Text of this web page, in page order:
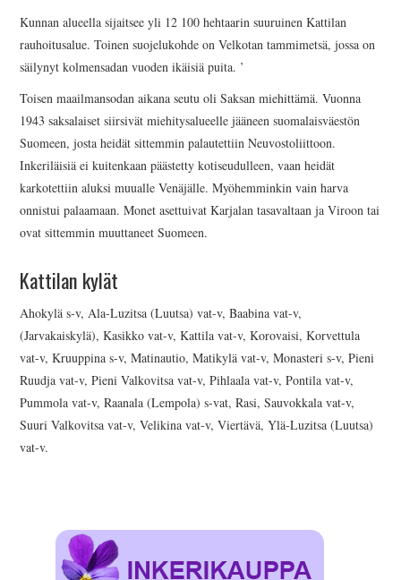
Kunnan alueella sijaitsee yli 12 100 hehtaarin suuruinen Kattilan
rauhoitusalue. Toinen suojelukohde on Velkotan tammimetsä, jossa on
säilynyt kolmensadan vuoden ikäisiä puita. ’
Toisen maailmansodan aikana seutu oli Saksan miehittämä. Vuonna
1943 saksalaiset siirsivät miehitysalueelle jääneen suomalaisväestön
Suomeen, josta heidät sittemmin palautettiin Neuvostoliittoon.
Inkeriläisiä ei kuitenkaan päästetty kotiseudulleen, vaan heidät
karkotettiin aluksi muualle Venäjälle. Myöhemminkin vain harva
onnistui palaamaan. Monet asettuivat Karjalan tasavaltaan ja Viroon tai
ovat sittemmin muuttaneet Suomeen.
Kattilan kylät
Ahokylä s-v, Ala-Luzitsa (Luutsa) vat-v, Baabina vat-v,
(Jarvakaiskylä), Kasikko vat-v, Kattila vat-v, Korovaisi, Korvettula
vat-v, Kruuppina s-v, Matinautio, Matikylä vat-v, Monasteri s-v, Pieni
Ruudja vat-v, Pieni Valkovitsa vat-v, Pihlaala vat-v, Pontila vat-v,
Pummola vat-v, Raanala (Lempola) s-vat, Rasi, Sauvokkala vat-v,
Suuri Valkovitsa vat-v, Velikina vat-v, Viertävä, Ylä-Luzitsa (Luutsa)
vat-v.